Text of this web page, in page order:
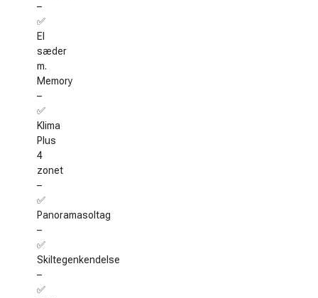
–
✅
El
sæder
m.
Memory
–
✅
Klima
Plus
4
zonet
–
✅
Panoramasoltag
–
✅
Skiltegenkendelse
–
✅